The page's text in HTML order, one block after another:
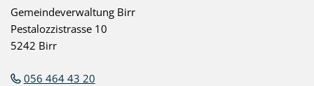
Gemeindeverwaltung Birr
Pestalozzistrasse 10
5242 Birr
056 464 43 20